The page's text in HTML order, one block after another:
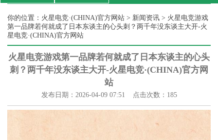
你的位置： 火星电竞·(CHINA)官方网站 > 新闻资讯 > 火星电竞游戏
第一品牌若何就成了日本东谈主的心头刺？两千年没东谈主大开-火
星电竞·(CHINA)官方网站
火星电竞游戏第一品牌若何就成了日本东谈主的心头
刺？两千年没东谈主大开-火星电竞·(CHINA)官方网
站
发布日期：2026-04-09 07:51 点击次数：185